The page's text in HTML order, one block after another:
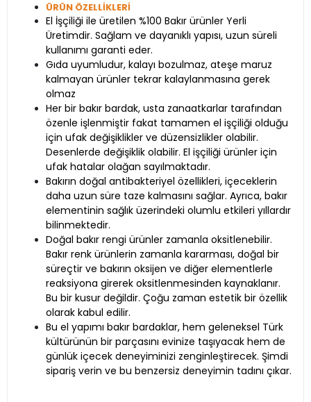
ÜRÜN ÖZELLİKLERİ
El İşçiliği ile üretilen %100 Bakır ürünler Yerli
Üretimdir. Sağlam ve dayanıklı yapısı, uzun süreli
kullanımı garanti eder.
Gıda uyumludur, kalayı bozulmaz, ateşe maruz
kalmayan ürünler tekrar kalaylanmasına gerek
olmaz
Her bir bakır bardak, usta zanaatkarlar tarafından
özenle işlenmiştir fakat tamamen el işçiliği olduğu
için ufak değişiklikler ve düzensizlikler olabilir.
Desenlerde değişiklik olabilir. El işçiliği ürünler için
ufak hatalar olağan sayılmaktadır.
Bakırın doğal antibakteriyel özellikleri, içeceklerin
daha uzun süre taze kalmasını sağlar. Ayrıca, bakır
elementinin sağlık üzerindeki olumlu etkileri yıllardır
bilinmektedir.
Doğal bakır rengi ürünler zamanla oksitlenebilir.
Bakır renk ürünlerin zamanla kararması, doğal bir
süreçtir ve bakırın oksijen ve diğer elementlerle
reaksiyona girerek oksitlenmesinden kaynaklanır.
Bu bir kusur değildir. Çoğu zaman estetik bir özellik
olarak kabul edilir.
Bu el yapımı bakır bardaklar, hem geleneksel Türk
kültürünün bir parçasını evinize taşıyacak hem de
günlük içecek deneyiminizi zenginleştirecek. Şimdi
sipariş verin ve bu benzersiz deneyimin tadını çıkar.